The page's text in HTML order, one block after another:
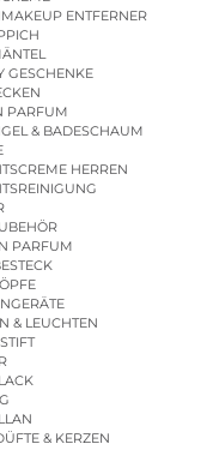
ENTFERNER
GESCHENKE
PARFUM
& BADESCHAUM
HERREN
PARFUM
& LEUCHTEN
& KERZEN